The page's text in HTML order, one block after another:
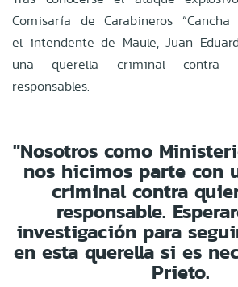
Comisaría de Carabineros “Cancha
el intendente de Maule, Juan
una querella criminal contra
responsables.
"Nosotros como
nos hicimos parte con
criminal contra
responsable.
investigación para
en esta querella si es
Prieto.